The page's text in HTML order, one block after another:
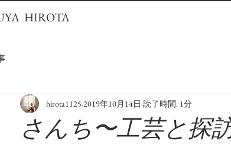
HIROTA
さんち〜工芸と探
hirota1125 2019年10月14日 読了時間: 1分